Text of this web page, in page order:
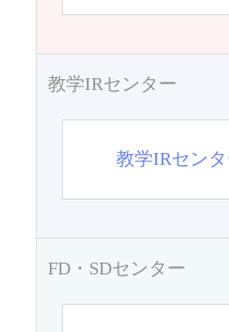
教学IRセンター
教学IRセン
FD・SDセンター